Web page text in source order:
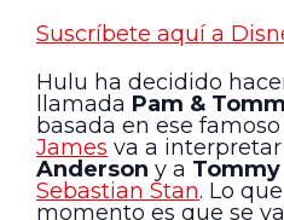
Suscríbete aquí a
Hulu ha decidido
llamada Pam &
basada en ese
James va a interpretar
Anderson y a Tommy
Sebastian Stan. Lo
momento es que se